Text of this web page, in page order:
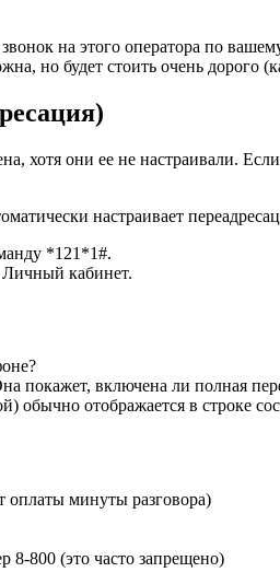
на этого оператора по
но будет стоить очень дорого
хотя они ее не настраивали.
настраивает
*121*1#.
Личный кабинет.
покажет, включена ли полная
обычно отображается в строке
оплаты минуты разговора)
8-800 (это часто запрещено)